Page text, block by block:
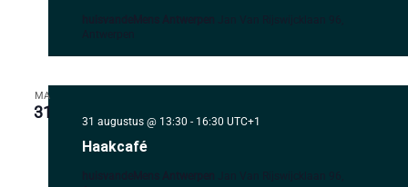
MA
31
Haakcafé
31 augustus @ 13:30 - 16:30 UTC+1